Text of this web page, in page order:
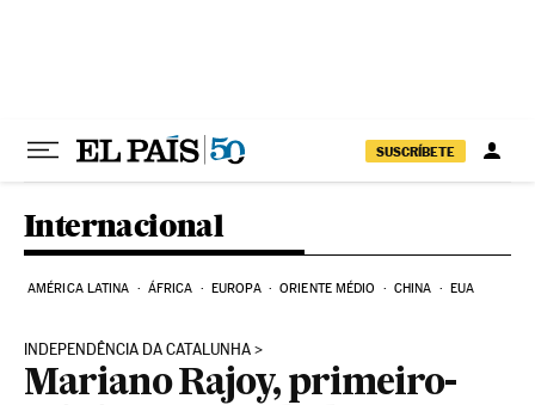
SUSCRÍBETE
Internacional
AMÉRICA LATINA ÁFRICA EUROPA ORIENTE MÉDIO CHINA EUA
INDEPENDÊNCIA DA CATALUNHA
Mariano Rajoy, primeiro-